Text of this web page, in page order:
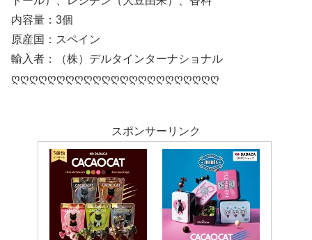
内容量：3個
原産国：スペイン
輸入者：（株）デルタインターナショナル
ღღღღღღღღღღღღღღღღღღღღღღღ
スポンサーリンク